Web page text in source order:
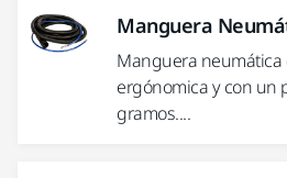
Manguera
Manguera
ergónomica y con un
gramos....